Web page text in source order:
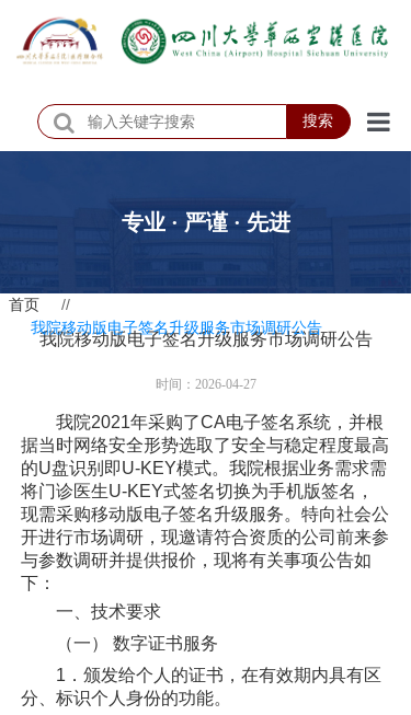
搜索
患者服务
科室介绍
科研教学
党建工作
院务公开
健康须知
人才引进
专题专栏
专业 · 严谨 · 先进
我院移动版电子签名升级服务市场调研公告
时间：2026-04-27
我院2021年采购了CA电子签名系统，并根
据当时网络安全形势选取了安全与稳定程度最高
的U盘识别即U-KEY模式。我院根据业务需求需
将门诊医生U-KEY式签名切换为手机版签名，
现需采购移动版电子签名升级服务。特向社会公
开进行市场调研，现邀请符合资质的公司前来参
与参数调研并提供报价，现将有关事项公告如
下：
一、技术要求
（一） 数字证书服务
1．颁发给个人的证书，在有效期内具有区
分、标识个人身份的功能。
首页
//
我院移动版电子签名升级服务市场调研公告